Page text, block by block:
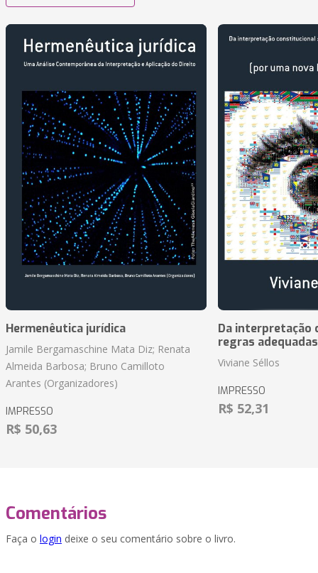
Hermenêutica jurídica
Jamile Bergamaschine Mata Diz; Renata
Almeida Barbosa; Bruno Camilloto
Arantes (Organizadores)
IMPRESSO
R$ 50,63
Da interpretação
regras
Viviane Séllos
IMPRESSO
R$ 52,31
Comentários
Faça o login deixe o seu comentário sobre o livro.